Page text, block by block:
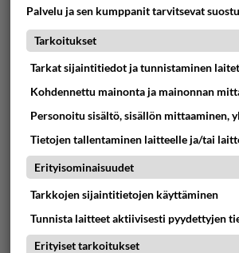
sehän tietysti värvää
Suurin osa liikenteestä
Palvelu ja sen kumppanit tarvitsevat
Tarkoitukset
Tarkat sijaintitiedot ja tunnistaminen
Kohdennettu mainonta ja mainonnan
Personoitu sisältö, sisällön mittaaminen,
Tietojen tallentaminen laitteelle ja/tai
Erityisominaisuudet
Tarkkojen sijaintitietojen käyttäminen
Tunnista laitteet aktiivisesti pyydettyjen
Erityiset tarkoitukset